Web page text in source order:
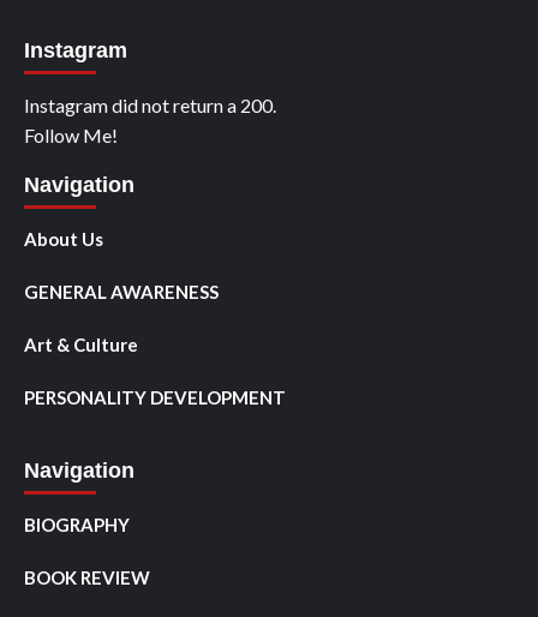
Instagram
Instagram did not return a 200.
Follow Me!
Navigation
About Us
GENERAL AWARENESS
Art & Culture
PERSONALITY DEVELOPMENT
Navigation
BIOGRAPHY
BOOK REVIEW